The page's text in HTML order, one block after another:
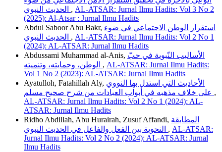
, AL-ATSAR: Jurnal Ilmu Hadits: Vol 3 No 2
(2025): Al-Atsar : Jurnal Ilmu Hadits
Abdul Saboor Abu Bakr, استقرار الوطن الاجتماعي في ضوء
, AL-ATSAR: Jurnal Ilmu Hadits: Vol 2 No 1
(2024): AL-ATSAR: Jurnal Ilmu Hadits
Abdussami Muhammad al-Anis, الأساليب النّبوية في حبّ
, AL-ATSAR: Jurnal Ilmu Hadits:
Vol 1 No 2 (2023): AL-ATSAR: Jurnal Ilmu Hadits
Ayatulloh, Fatahillah Aly, الأحاديث التي استدل بها النووي
,
AL-ATSAR: Jurnal Ilmu Hadits: Vol 2 No 1 (2024): AL-
ATSAR: Jurnal Ilmu Hadits
Ridho Abdillah, Abu Hurairah, Zusuf Affandi, المطابقة
, AL-ATSAR:
Jurnal Ilmu Hadits: Vol 2 No 2 (2024): AL-ATSAR: Jurnal
Ilmu Hadits